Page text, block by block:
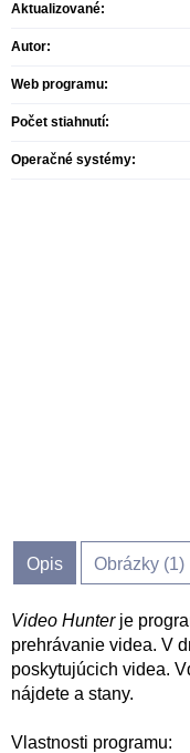
Aktualizované:
Autor:
Web programu:
Počet stiahnutí:
Operačné systémy:
Opis Obrázky (1)
Video Hunterje
prehrávanie videa. V
poskytujúcich videa.
nájdete a stany.
Vlastnosti programu: